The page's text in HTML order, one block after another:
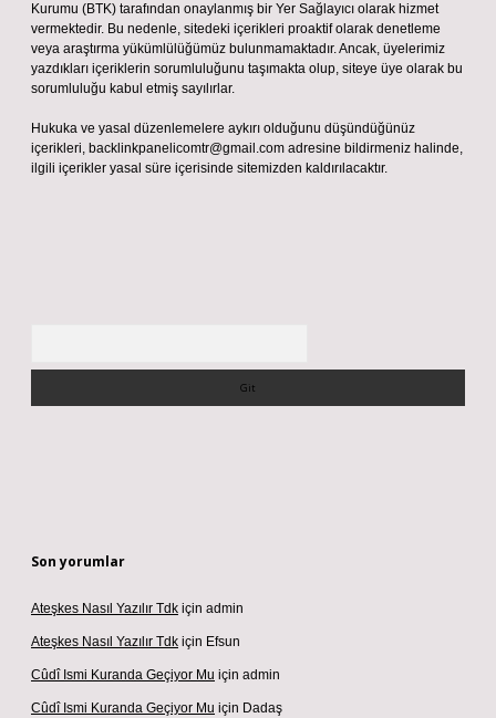
Kurumu (BTK) tarafından onaylanmış bir Yer Sağlayıcı olarak hizmet
vermektedir. Bu nedenle, sitedeki içerikleri proaktif olarak denetleme
veya araştırma yükümlülüğümüz bulunmamaktadır. Ancak, üyelerimiz
yazdıkları içeriklerin sorumluluğunu taşımakta olup, siteye üye olarak bu
sorumluluğu kabul etmiş sayılırlar.
Hukuka ve yasal düzenlemelere aykırı olduğunu düşündüğünüz
içerikleri, backlinkpanelicomtr@gmail.com adresine bildirmeniz halinde,
ilgili içerikler yasal süre içerisinde sitemizden kaldırılacaktır.
Son yorumlar
Ateşkes Nasıl Yazılır Tdk için admin
Ateşkes Nasıl Yazılır Tdk için Efsun
Cûdî Ismi Kuranda Geçiyor Mu için admin
Cûdî Ismi Kuranda Geçiyor Mu için Dadaş